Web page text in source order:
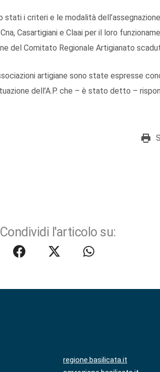
i criteri e le modalità
Casartigiani e Claai per il loro
del Comitato Regionale Artigianato
artigiane sono state espresse
dell’A.P. che – è stato detto –
Condividi l'articolo su:
regione.basilicata.it